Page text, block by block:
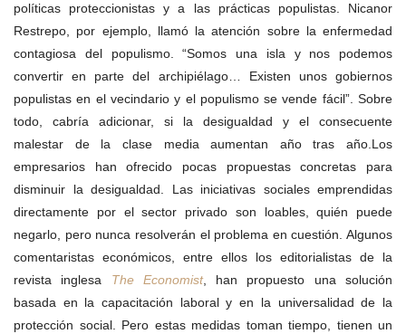
políticas proteccionistas y a las prácticas populistas. Nicanor
Restrepo, por ejemplo, llamó la atención sobre la enfermedad
contagiosa del populismo. “Somos una isla y nos podemos
convertir en parte del archipiélago… Existen unos gobiernos
populistas en el vecindario y el populismo se vende fácil”. Sobre
todo, cabría adicionar, si la desigualdad y el consecuente
malestar de la clase media aumentan año tras año.Los
empresarios han ofrecido pocas propuestas concretas para
disminuir la desigualdad. Las iniciativas sociales emprendidas
directamente por el sector privado son loables, quién puede
negarlo, pero nunca resolverán el problema en cuestión. Algunos
comentaristas económicos, entre ellos los editorialistas de la
revista inglesa The Economist, han propuesto una solución
basada en la capacitación laboral y en la universalidad de la
protección social. Pero estas medidas toman tiempo, tienen un